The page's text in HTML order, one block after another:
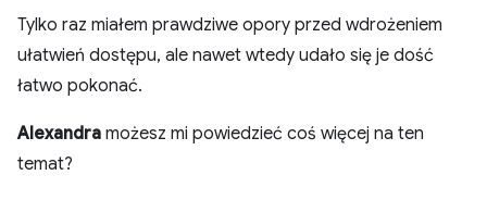
Tylko raz miałem prawdziwe opory przed wdrożeniem
ułatwień dostępu, ale nawet wtedy udało się je dość
łatwo pokonać.
Alexandra możesz mi powiedzieć coś więcej na ten
temat?